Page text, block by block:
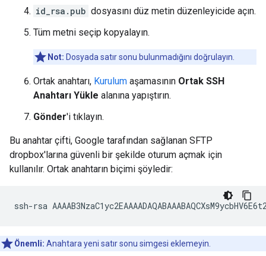
id_rsa.pub dosyasını düz metin düzenleyicide açın.
Tüm metni seçip kopyalayın.
Not: Dosyada satır sonu bulunmadığını doğrulayın.
Ortak anahtarı, Kurulum aşamasının Ortak SSH
Anahtarı Yükle alanına yapıştırın.
Gönder'i tıklayın.
Bu anahtar çifti, Google tarafından sağlanan SFTP
dropbox'larına güvenli bir şekilde oturum açmak için
kullanılır. Ortak anahtarın biçimi şöyledir:
Önemli: Anahtara yeni satır sonu simgesi eklemeyin.